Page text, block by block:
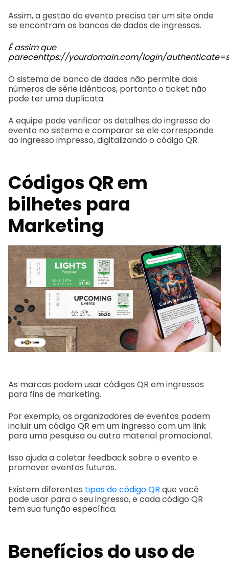
Assim, a gestão do evento precisa ter um site onde
se encontram os bancos de dados de ingressos.
É assim que
parecehttps://yourdomain.com/login/
O sistema de banco de dados não permite dois
números de série idênticos, portanto o ticket não
pode ter uma duplicata.
A equipe pode verificar os detalhes do ingresso do
evento no sistema e comparar se ele corresponde
ao ingresso impresso, digitalizando o código QR.
Códigos QR em
bilhetes para
Marketing
As marcas podem usar códigos QR em ingressos
para fins de marketing.
Por exemplo, os organizadores de eventos podem
incluir um código QR em um ingresso com um link
para uma pesquisa ou outro material promocional.
Isso ajuda a coletar feedback sobre o evento e
promover eventos futuros.
Existem diferentes tipos de código QR que você
pode usar para o seu ingresso, e cada código QR
tem sua função específica.
Benefícios do uso de